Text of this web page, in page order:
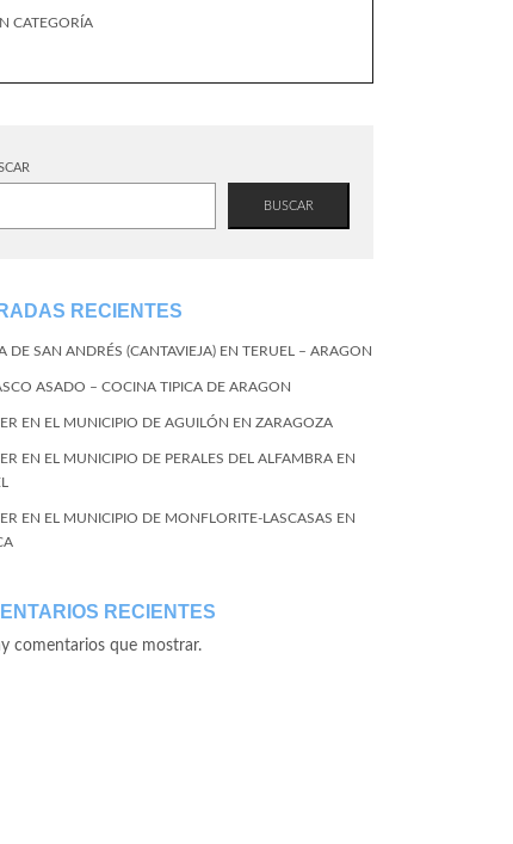
CATEGORÍA
BUSCAR
RECIENTES
DE SAN ANDRÉS (CANTAVIEJA) EN TERUEL – ARAGON
ASADO – COCINA TIPICA DE ARAGON
EN EL MUNICIPIO DE AGUILÓN EN ZARAGOZA
EN EL MUNICIPIO DE PERALES DEL ALFAMBRA EN
EN EL MUNICIPIO DE MONFLORITE-LASCASAS EN
RECIENTES
comentarios que mostrar.